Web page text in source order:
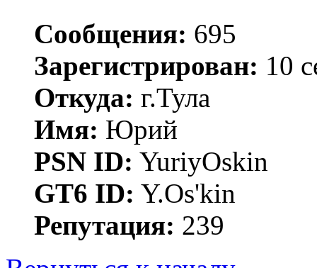
Сообщения: 695
Зарегистрирован: 10
Откуда: г.Тула
Имя: Юрий
PSN ID: YuriyOskin
GT6 ID: Y.Os'kin
Репутация: 239